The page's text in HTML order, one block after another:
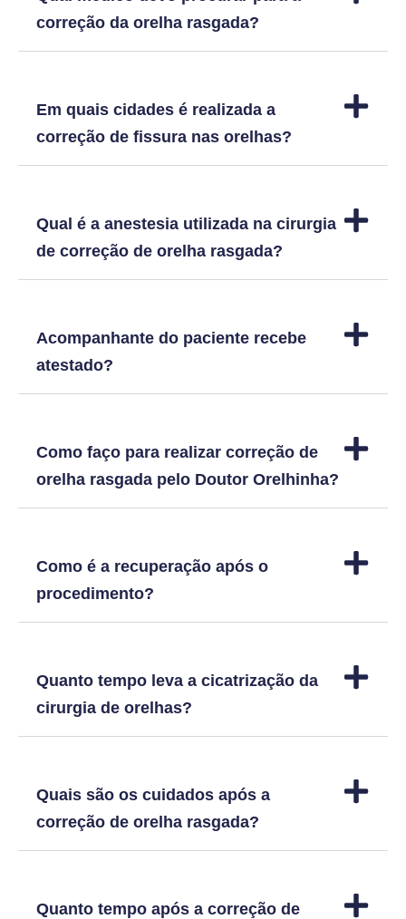
correção da orelha rasgada?
Em quais cidades é realizada a
correção de fissura nas orelhas?
Qual é a anestesia utilizada na cirurgia
de correção de orelha rasgada?
Acompanhante do paciente recebe
atestado?
Como faço para realizar correção de
orelha rasgada pelo Doutor Orelhinha?
Como é a recuperação após o
procedimento?
Quanto tempo leva a cicatrização da
cirurgia de orelhas?
Quais são os cuidados após a
correção de orelha rasgada?
Quanto tempo após a correção de